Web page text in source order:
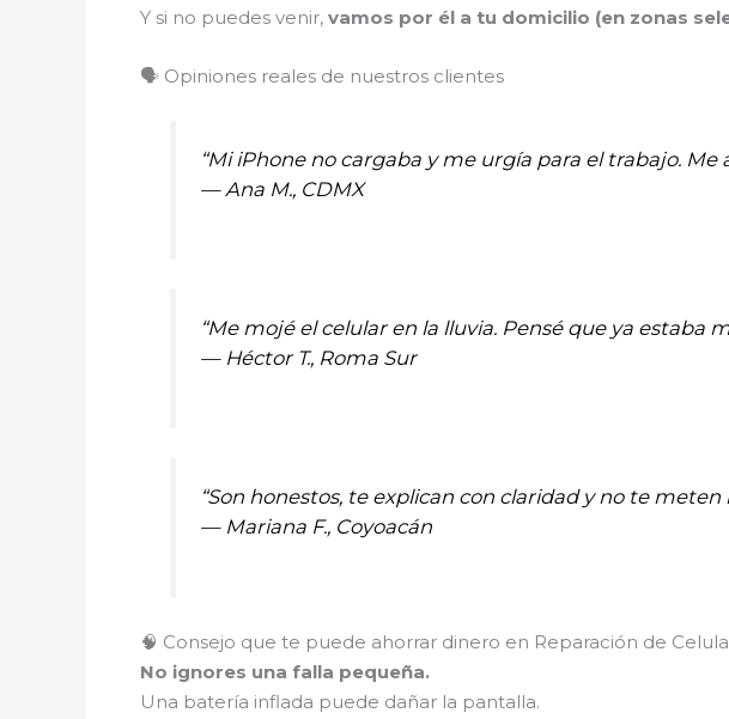
Y si no puedes venir, vamos por él a tu domicilio (en zonas
🗣️ Opiniones reales de nuestros clientes
“Mi iPhone no cargaba y me urgía para el trabajo.
— Ana M., CDMX
“Me mojé el celular en la lluvia. Pensé que ya estaba
— Héctor T., Roma Sur
“Son honestos, te explican con claridad y no te meten
— Mariana F., Coyoacán
🧠 Consejo que te puede ahorrar dinero en Reparación de
No ignores una falla pequeña.
Una batería inflada puede dañar la pantalla.